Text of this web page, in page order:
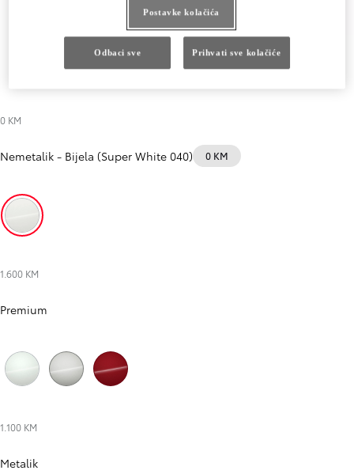
0 KM
Nemetalik - Bijela (Super White 040) 0 KM
Bijela (Super White 040)
1.600 KM
Premium
1.100 KM
Metalik
Postavke kolačića
Odbaci sve Prihvati sve kolačiće